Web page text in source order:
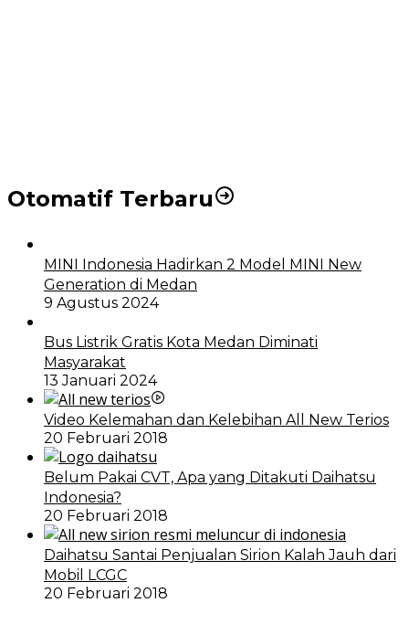
Otomatif Terbaru
MINI Indonesia Hadirkan 2 Model MINI New
Generation di Medan
9 Agustus 2024
Bus Listrik Gratis Kota Medan Diminati
Masyarakat
13 Januari 2024
Video Kelemahan dan Kelebihan All New Terios
20 Februari 2018
Belum Pakai CVT, Apa yang Ditakuti Daihatsu
Indonesia?
20 Februari 2018
Daihatsu Santai Penjualan Sirion Kalah Jauh dari
Mobil LCGC
20 Februari 2018